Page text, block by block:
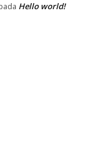
Hello world!